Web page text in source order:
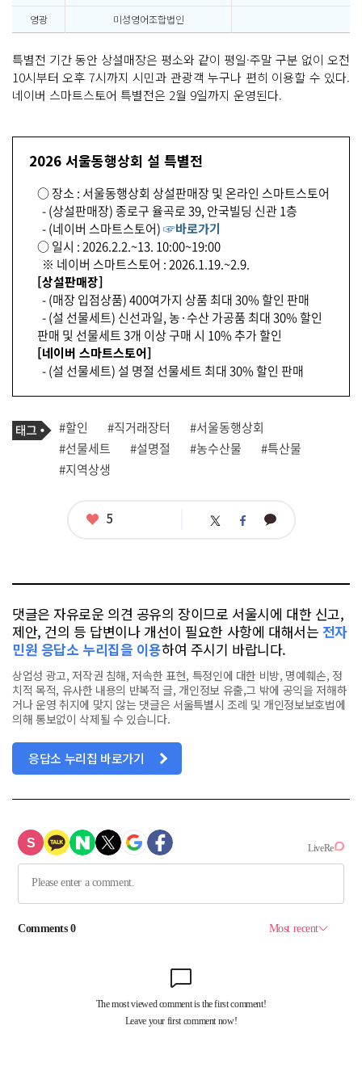
영광 미성영어조합법인
특별전 기간 동안 상설매장은 평소와 같이 평일·주말 구분 없이 오전
10시부터 오후 7시까지 시민과 관광객 누구나 편히 이용할 수 있다.
네이버 스마트스토어 특별전은 2월 9일까지 운영된다.
2026 서울동행상회 설 특별전
○ 장소 : 서울동행상회 상설판매장 및 온라인 스마트스토어
- (상설판매장) 종로구 율곡로 39, 안국빌딩 신관 1층
- (네이버 스마트스토어)☞바로가기
○ 일시 : 2026.2.2.~13. 10:00~19:00
※ 네이버 스마트스토어 : 2026.1.19.~2.9.
[상설판매장]
- (매장 입점상품) 400여가지 상품 최대 30% 할인 판매
- (설 선물세트) 신선과일, 농·수산 가공품 최대 30% 할인
판매 및 선물세트 3개 이상 구매 시 10% 추가 할인
[네이버 스마트스토어]
- (설 선물세트) 설 명절 선물세트 최대 30% 할인 판매
기
사
관
련
태
태
그
#할인 #직거래장터
#서울동행상회
#선물세트
#설명절 #농수산물
#특산물
#지역상생
좋
5 트 페 카
댓글은 자유로운 의견 공유의 장이므로 서울시에 대한 신고,
제안, 건의 등 답변이나 개선이 필요한 사항에 대해서는 전자
민원 응답소 누리집을 이용하여 주시기 바랍니다.
상업성 광고, 저작권 침해, 저속한 표현, 특정인에 대한 비방, 명예훼손, 정
치적 목적, 유사한 내용의 반복적 글, 개인정보 유출,그 밖에 공익을 저해하
거나 운영 취지에 맞지 않는 댓글은 서울특별시 조례 및 개인정보보호법에
의해 통보없이 삭제될 수 있습니다.
응답소 누리집 바로가기